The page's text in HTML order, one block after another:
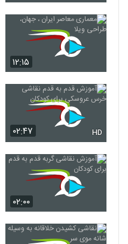
۱۲:۱۵
۰۲:۴۷ HD
۰۲:۰۰